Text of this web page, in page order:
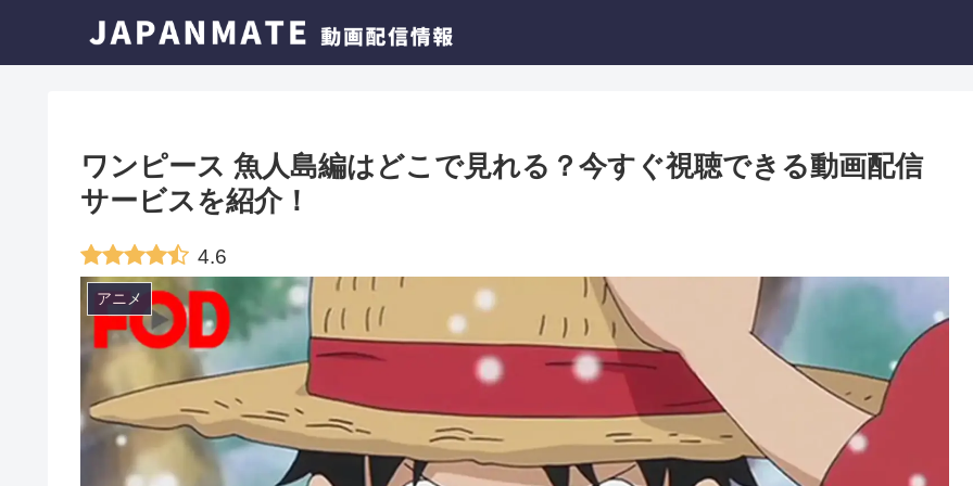
ワンピース 魚人島編はどこで見れる？今すぐ視聴できる動画配信
サービスを紹介！
4.6
アニメ